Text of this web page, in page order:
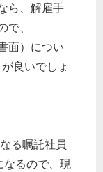
、 解雇手
、
面）につい
良いでしょ
る嘱託社員
なるので、現